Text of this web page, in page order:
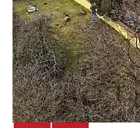
Metropolitn...